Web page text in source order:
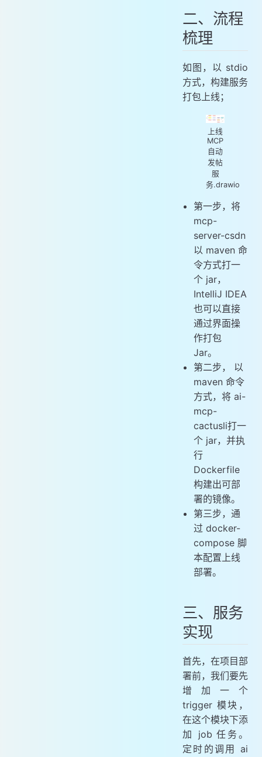
二、流程
梳理
如图，以 stdio
方式，构建服务
打包上线；
上线
MCP
自动
发帖
服
务.drawio
第一步，将
mcp-
server-csdn
以 maven 命
令方式打一
个 jar，
IntelliJ IDEA
也可以直接
通过界面操
作打包
Jar。
第二步， 以
maven 命令
方式，将 ai-
mcp-
cactusli打一
个 jar，并执
行
Dockerfile
构建出可部
署的镜像。
第三步，通
过 docker-
compose 脚
本配置上线
部署。
三、服务
实现
首先，在项目部
署前，我们要先
增加一个
trigger 模块，
在这个模块下添
加 job 任务。
定时的调用 ai